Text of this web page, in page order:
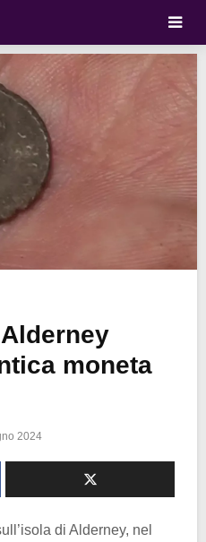
moneta
2024
di Alderney, nel